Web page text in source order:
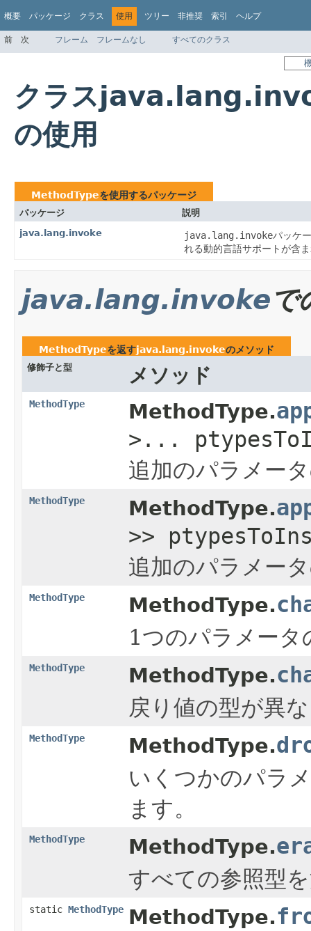
概要 パッケージ クラス 使用 ツリー 非推奨 索引 ヘルプ
前 次 フレーム フレームなし すべてのクラス
クラス
の使用
MethodTypeを使用するパッケージ
パッケージ
説明
java.lang.invoke
java.lang.invokeパッケ
れる動的言語サポートが含
java.lang.invokeで
MethodTypeを返すjava.lang.invokeのメソッド
修飾子と型 メソッド
MethodType MethodType.
>...
追加のパラメー
MethodType MethodType.
>>
追加のパラメー
MethodType MethodType.
1つのパラメータ
MethodType MethodType.
戻り値の型が異
MethodType MethodType.
いくつかのパラ
ます。
MethodType MethodType.
すべての参照型
static MethodType MethodType.